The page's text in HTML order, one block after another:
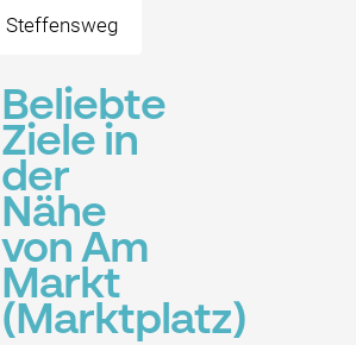
Steffensweg
Beliebte
Ziele in
der
Nähe
von Am
Markt
(Marktplatz)